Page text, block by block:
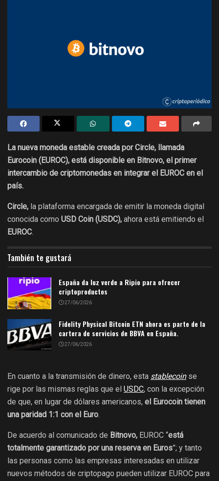
La nueva moneda estable creada por Circle, llamada
Eurocoin (EUROC), está disponible en Bitnovo, el primer
intercambio de criptomonedas en integrar el EUROC en el
país.
Circle, la plataforma encargada de emitir la moneda digital
conocida como USD Coin (USDC), ahora está emitiendo el
EUROC.
También te gustará
España da luz verde a Ripio para ofrecer
criptoproductos
27/06/2026
Fidelity Physical Bitcoin ETN ahora es parte de la
cartera de servicios de BBVA en España.
27/06/2026
En cuanto a la transmisión de dinero, esta stablecoinse
rige por las mismas reglas que el USDC, con la excepción
de que, en lugar de dólares americanos, el Eurocoin tienen
una paridad 1:1 con el Euro.
De acuerdo al comunicado de Bitnovo, EUROC “está
totalmente garantizado por una reserva en Euros”; y tanto
las personas como las empresas interesadas en utilizar
nuevos métodos de criptopago pueden utilizar EUROC para